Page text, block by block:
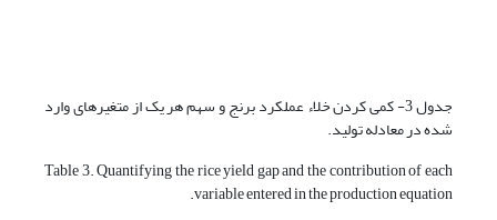
جدول 3- کمی کردن خلاء عملکرد برنج و سهم هر یک از متغیرهای وارد
شده در معادله تولید.
Table 3. Quantifying the rice yield gap and the contribution of each
variable entered in the production equation.